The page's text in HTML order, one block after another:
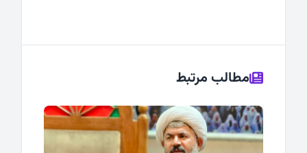
مطالب مرتبط